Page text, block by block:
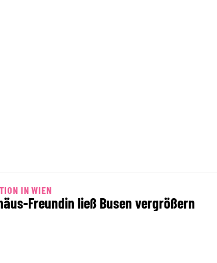
IN WIEN
Freundin ließ Busen vergrößern